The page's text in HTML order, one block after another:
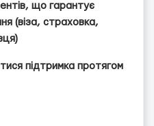
що гарантує
(віза, страховка,
підтримка протягом